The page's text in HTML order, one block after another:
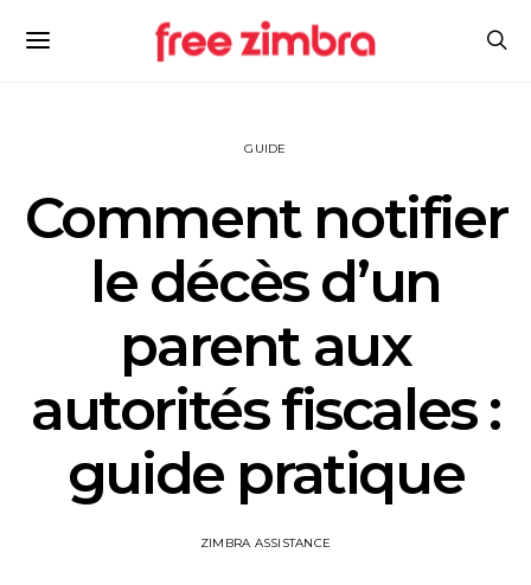
GUIDE
Comment notifier
le décès d’un
parent aux
autorités fiscales :
guide pratique
ZIMBRA ASSISTANCE